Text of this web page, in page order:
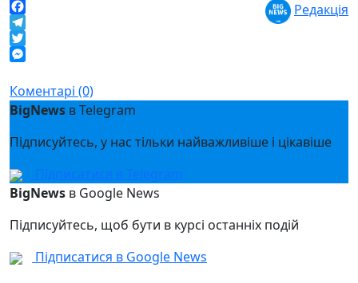
Facebook
Telegram
Twitter
Редакція
Коментарі (0)
BigNews в Telegram
Підписуйтесь, у нас тільки найважливіше і цікавіше
Підписатися в Telegram
BigNews в Google News
Підписуйтесь, щоб бути в курсі останніх подій
Підписатися в Google News